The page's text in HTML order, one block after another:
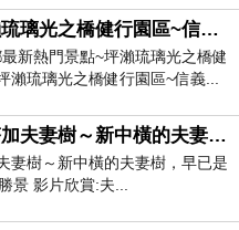
[南投縣]:坪瀨琉璃光之橋健行園區~信義鄉最新熱門景點晃一圈
新熱門景點~坪瀨琉璃光之橋健
瀨琉璃光之橋健行園區~信義...
[南投縣]:塔塔加夫妻樹～新中橫的夫妻樹，早已是遊人駐足流連的勝景
妻樹～新中橫的夫妻樹，早已是
景 影片欣賞:夫...